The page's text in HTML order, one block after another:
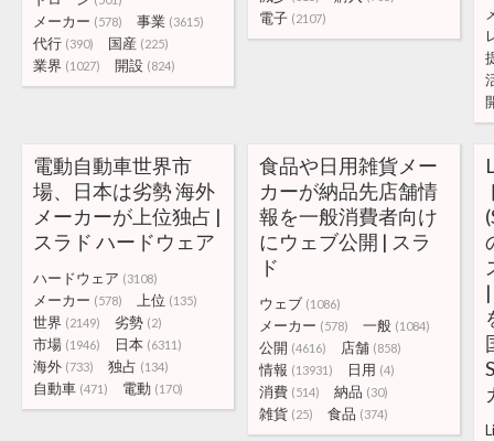
メーカー (578) 事業 (3615)
代行 (390) 国産 (225)
業界 (1027) 開設 (824)
電子 (2107)
電動自動車世界市
場、日本は劣勢 海外
メーカーが上位独占 |
スラド ハードウェア
ハードウェア (3108)
メーカー (578) 上位 (135)
世界 (2149) 劣勢 (2)
市場 (1946) 日本 (6311)
海外 (733) 独占 (134)
自動車 (471) 電動 (170)
食品や日用雑貨メー
カーが納品先店舗情
報を一般消費者向け
にウェブ公開 | スラ
ド
ウェブ (1086)
メーカー (578) 一般 (1084)
公開 (4616) 店舗 (858)
情報 (13931) 日用 (4)
消費 (514) 納品 (30)
雑貨 (25) 食品 (374)